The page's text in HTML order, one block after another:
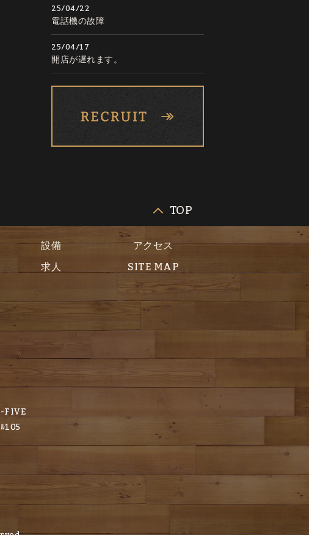
25/04/22
電話機の故障
25/04/17
開店が遅れます。
TOP
設備
アクセス
求人 SITE MAP
FIVE
105